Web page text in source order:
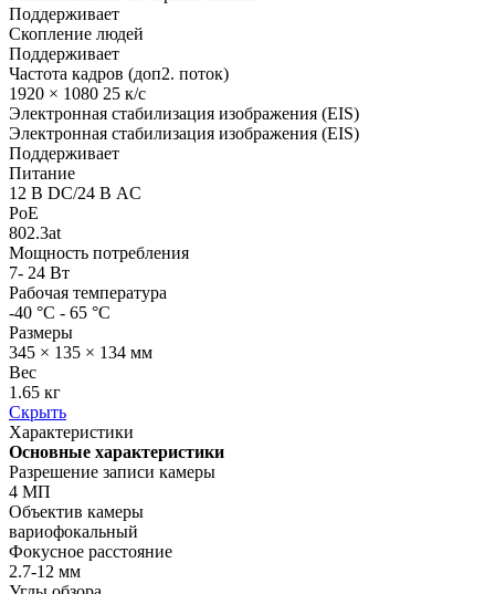
Поддерживает
Скопление людей
Поддерживает
Частота кадров (доп2. поток)
1920 × 1080 25 к/с
Электронная стабилизация изображения (EIS)
Электронная стабилизация изображения (EIS)
Поддерживает
Питание
12 В DC/24 В AC
PoE
802.3at
Мощность потребления
7- 24 Вт
Рабочая температура
-40 °C - 65 °C
Размеры
345 × 135 × 134 мм
Вес
1.65 кг
Скрыть
Характеристики
Основные характеристики
Разрешение записи камеры
4 МП
Объектив камеры
вариофокальный
Фокусное расстояние
2.7-12 мм